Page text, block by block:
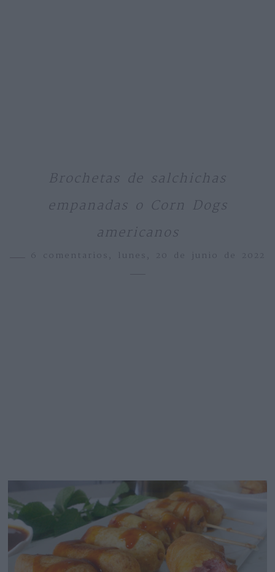
Brochetas de salchichas
empanadas o Corn Dogs
americanos
6 comentarios, lunes, 20 de junio de 2022